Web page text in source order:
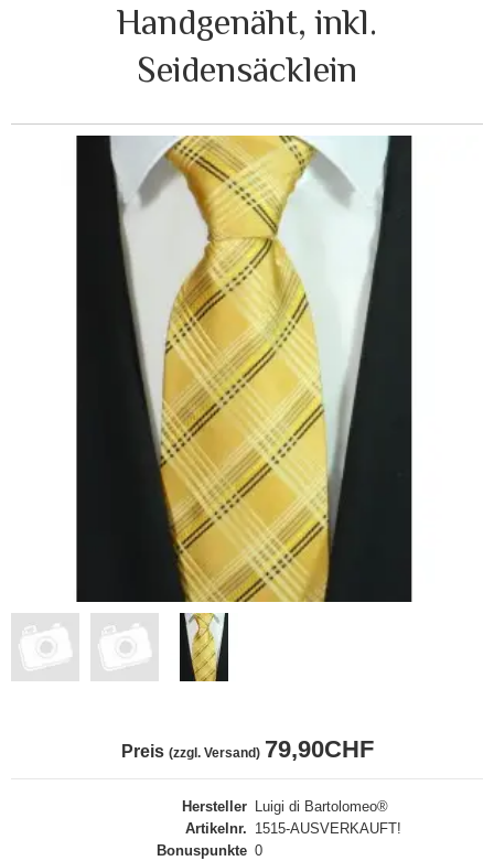
Handgenäht, inkl.
Seidensäcklein
Preis (zzgl. Versand) 79,90CHF
Hersteller Luigi di Bartolomeo®
Artikelnr. 1515-AUSVERKAUFT!
Bonuspunkte 0